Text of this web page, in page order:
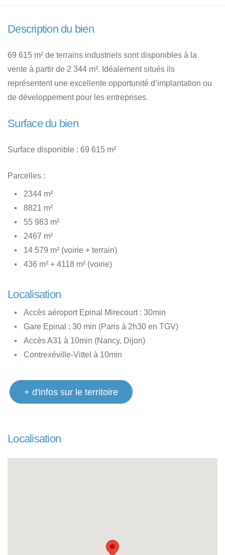
Description du bien
69 615 m² de terrains industriels sont disponibles à la
vente à partir de 2 344 m². Idéalement situés ils
représentent une excellente opportunité d’implantation ou
de développement pour les entreprises.
Surface du bien
Surface disponible : 69 615 m²
Parcelles :
2344 m²
8821 m²
55 983 m²
2467 m²
14 579 m² (voirie + terrain)
436 m² + 4118 m² (voirie)
Localisation
Accès aéroport Epinal Mirecourt : 30min
Gare Epinal : 30 min (Paris à 2h30 en TGV)
Accès A31 à 10min (Nancy, Dijon)
Contrexéville-Vittel à 10min
+ d'infos sur le territoire
Localisation